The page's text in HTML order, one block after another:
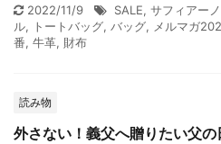
2022/11/9 SALE, サフィアーノ
ル, トートバッグ, バッグ, メルマガ
番, 牛革, 財布
読み物
外さない！義父へ贈りたい父の